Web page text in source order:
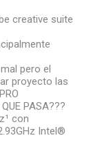
creative suite
pero el
proyecto las
PASA???
con
Intel®